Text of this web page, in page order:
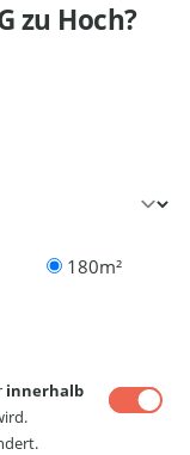
zu Hoch?
180m²
innerhalb